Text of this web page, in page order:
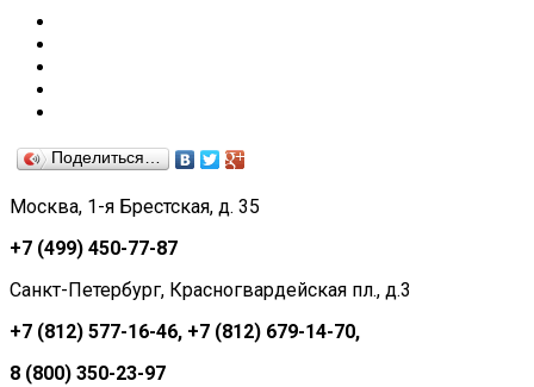
Поделиться…
Москва, 1-я Брестская, д. 35
+7 (499) 450-77-87
Санкт-Петербург, Красногвардейская пл., д.3
+7 (812) 577-16-46, +7 (812) 679-14-70,
8 (800) 350-23-97